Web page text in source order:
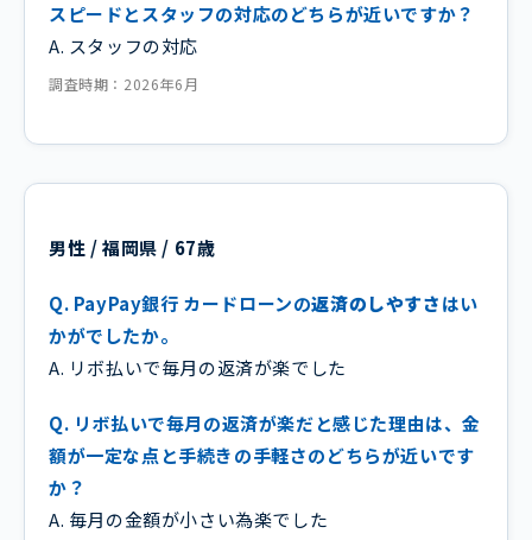
スピードとスタッフの対応のどちらが近いですか？
A. スタッフの対応
調査時期：2026年6月
男性 / 福岡県 / 67歳
Q. PayPay銀行 カードローンの返済のしやすさはい
かがでしたか。
A. リボ払いで毎月の返済が楽でした
Q. リボ払いで毎月の返済が楽だと感じた理由は、金
額が一定な点と手続きの手軽さのどちらが近いです
か？
A. 毎月の金額が小さい為楽でした